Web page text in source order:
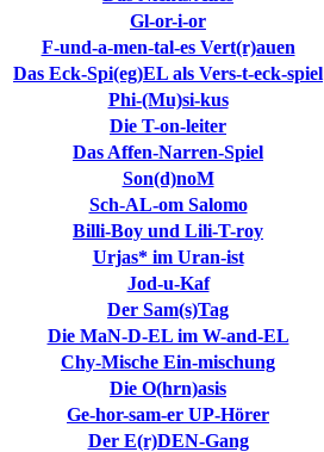
Gl-or-i-or
F-und-a-men-tal-es Vert(r)auen
Das Eck-Spi(eg)EL als Vers-t-eck-spiel
Phi-(Mu)si-kus
Die T-on-leiter
Das Affen-Narren-Spiel
Son(d)noM
Sch-AL-om Salomo
Billi-Boy und Lili-T-roy
Urjas* im Uran-ist
Jod-u-Kaf
Der Sam(s)Tag
Die MaN-D-EL im W-and-EL
Chy-Mische Ein-mischung
Die O(hrn)asis
Ge-hor-sam-er UP-Hörer
Der E(r)DEN-Gang